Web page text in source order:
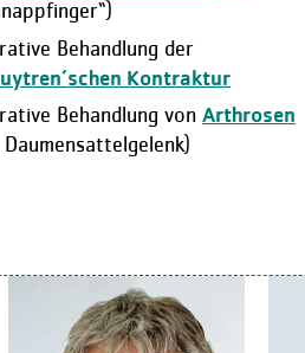
Behandlung der
Kontraktur
Behandlung von Arthrosen
Daumensattelgelenk)